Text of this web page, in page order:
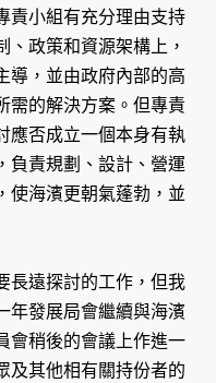
責小組有充分理由支持
政策和資源架構上，
導，並由政府內部的高
需的解決方案。但專責
應否成立一個本身有執
負責規劃、設計、營運
使海濱更朝氣蓬勃，並
長遠探討的工作，但我
年發展局會繼續與海濱
會稍後的會議上作進一
及其他相有關持份者的